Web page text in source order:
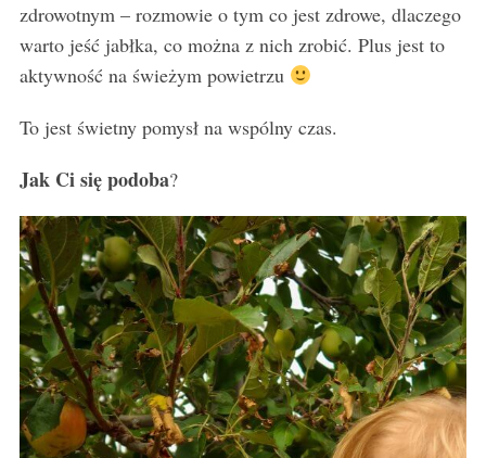
zdrowotnym – rozmowie o tym co jest zdrowe, dlaczego
warto jeść jabłka, co można z nich zrobić. Plus jest to
aktywność na świeżym powietrzu
To jest świetny pomysł na wspólny czas.
Jak Ci się podoba?